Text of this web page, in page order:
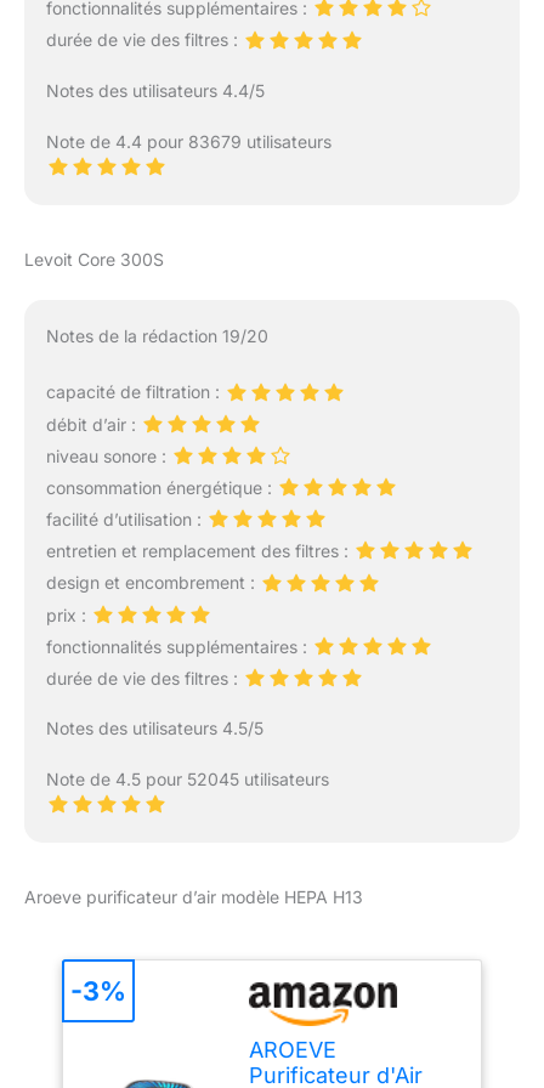
purifier l'air rapidement
7𝑾 É𝒄𝒐𝒏𝒐𝒎𝒊𝒆 𝒅'É𝒏𝒆𝒓𝒈𝒊𝒆:
de purification, Core Mini
parfaitement l'énergie;
consommation d'énergie
gouttes d'huiles (non
compris) sur le tampon
aromatique, ce qui vous
aidera à améliorer le
sommeil et à détendre
votre corps et votre
esprit ; dites adieu aux
allergènes et aux odeurs,
à 𝑼𝒕𝒊𝒍𝒊𝒔𝒆𝒓: Vous pouvez
facilement changer les
allumer et éteindre le
touche simple sur le LED
pour vous éviter
𝑪𝒐𝒏𝒇𝒊𝒂𝒏𝒄𝒆 à 𝑳𝑬𝑽𝑶𝑰𝑻:
LEVOIT est une marque
axée sur l'amélioration de
l'air et la protection de la
santé des
fonctionnalités supplémentaires :
durée de vie des filtres :
Notes des utilisateurs 4.4/5
Note de 4.4 pour 83679 utilisateurs
Levoit Core 300S
Notes de la rédaction 19/20
capacité de filtration :
débit d’air :
niveau sonore :
consommation énergétique :
facilité d’utilisation :
entretien et remplacement des filtres :
design et encombrement :
prix :
fonctionnalités supplémentaires :
durée de vie des filtres :
Notes des utilisateurs 4.5/5
Note de 4.5 pour 52045 utilisateurs
Aroeve purificateur d’air modèle HEPA H13
AROEVE
Purificateur d'Air
-3%